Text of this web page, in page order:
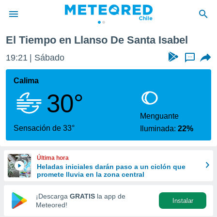
de
por
que se
calidad.
a este
las
y
forma
digital
basada
El Tiempo en Llanso De Santa Isabel
19:21 Sábado ...
Calima
30°
Sensación de 33°
Menguante
Iluminada:22%
Última hora
Heladas iniciales darán paso a un ciclón que
promete lluvia en la zona central
¡Descarga GRATIS la app de
Meteored!
Instalar